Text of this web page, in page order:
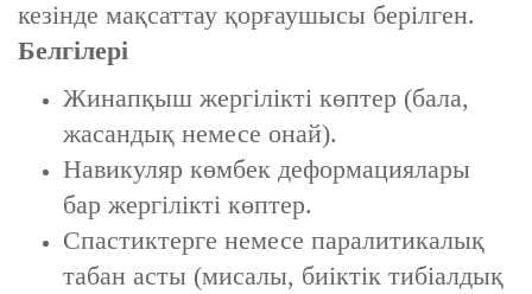
кезінде мақсаттау қорғаушысы берілген.
Белгілері
Жинапқыш жергілікті көптер (бала,
жасандық немесе онай).
Навикуляр көмбек деформациялары
бар жергілікті көптер.
Спастиктерге немесе паралитикалық
табан асты (мисалы, биіктік тибіалдық